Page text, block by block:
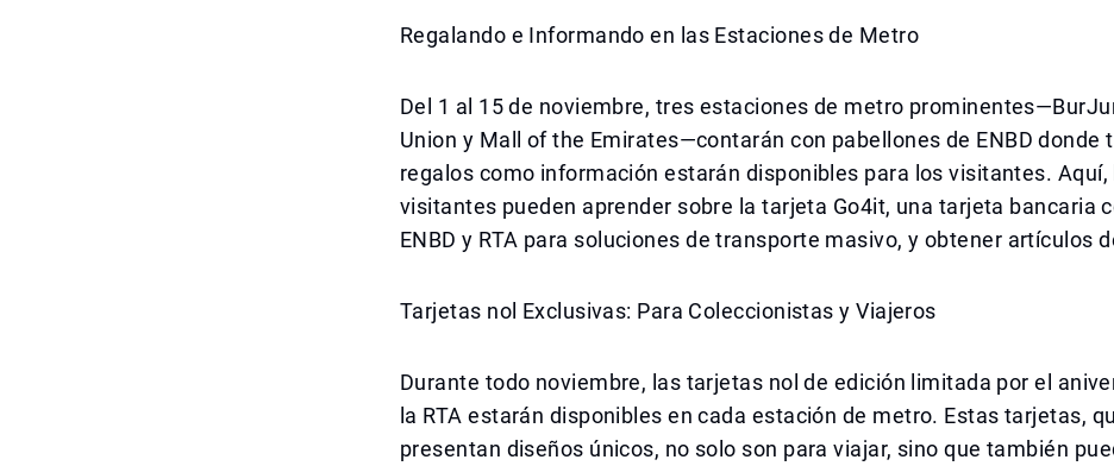
Regalando e Informando en las Estaciones de Metro
Del 1 al 15 de noviembre, tres estaciones de metro
Union y Mall of the Emirates—contarán con pabellones de ENBD donde
regalos como información estarán disponibles para los visitantes. Aquí,
visitantes pueden aprender sobre la tarjeta Go4it, una tarjeta bancaria
ENBD y RTA para soluciones de transporte masivo, y obtener artículos
Tarjetas nol Exclusivas: Para Coleccionistas y Viajeros
Durante todo noviembre, las tarjetas nol de edición limitada por el
la RTA estarán disponibles en cada estación de metro. Estas tarjetas,
presentan diseños únicos, no solo son para viajar, sino que también